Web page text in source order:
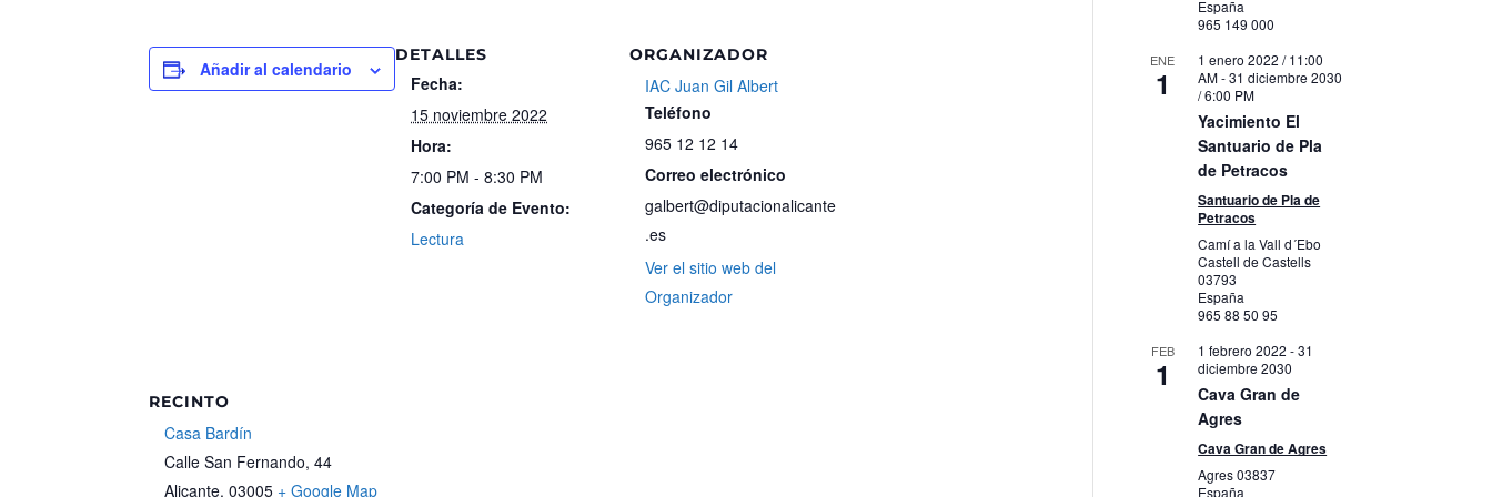
Añadir al calendario
DETALLES
Fecha:
15 noviembre 2022
Hora:
7:00 PM - 8:30 PM
Categoría de Evento:
Lectura
ORGANIZADOR
IAC Juan Gil Albert
Teléfono
965 12 12 14
Correo electrónico
galbert@diputacionalicante
.es
Ver el sitio web del
Organizador
RECINTO
Casa Bardín
Calle San Fernando, 44
Alicante, 03005 + Google Map
España
965 149 000
ENE
1
1 enero 2022 / 11:00
AM-31 diciembre 2030
/ 6:00 PM
Yacimiento El
Santuario de Pla
de Petracos
Santuario de Pla de
Petracos
Camí a la Vall d´Ebo
Castell de Castells
03793
España
965 88 50 95
FEB
1
1 febrero 2022 -31
diciembre 2030
Cava Gran de
Agres
Cava Gran de Agres
Agres03837
España